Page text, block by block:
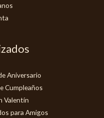
Aniversario
Cumpleaños
Valentín
para Amigos